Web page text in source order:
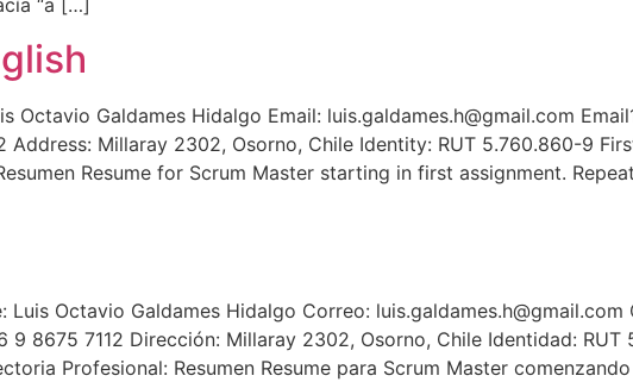
“a […]
Octavio Galdames Hidalgo Email: luis.galdames.h@gmail.com
Address: Millaray 2302, Osorno, Chile Identity: RUT 5.760.860-9
Resume for Scrum Master starting in first assignment.
Luis Octavio Galdames Hidalgo Correo:
8675 7112 Dirección: Millaray 2302, Osorno, Chile Identidad:
Profesional: Resumen Resume para Scrum Master